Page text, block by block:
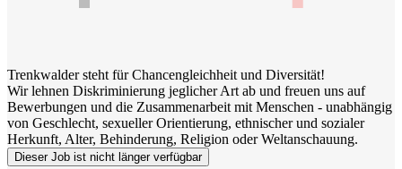
Trenkwalder steht für Chancengleichheit und Diversität!
Wir lehnen Diskriminierung jeglicher Art ab und freuen uns auf
Bewerbungen und die Zusammenarbeit mit Menschen - unabhängig
von Geschlecht, sexueller Orientierung, ethnischer und sozialer
Herkunft, Alter, Behinderung, Religion oder Weltanschauung.
Dieser Job ist nicht länger verfügbar